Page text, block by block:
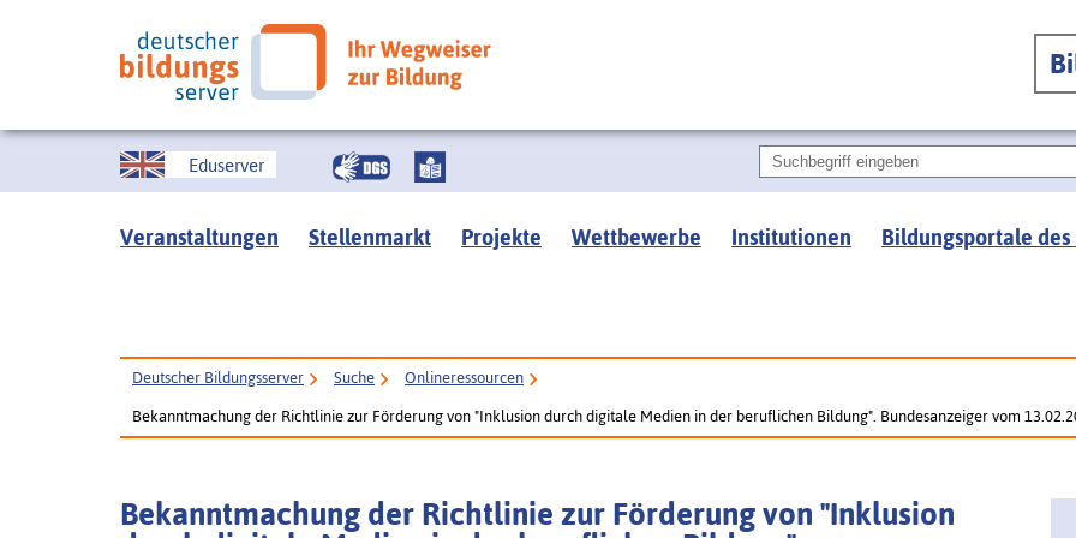
Eduserver
Veranstaltungen Stellenmarkt Projekte Wettbewerbe Institutionen Bildungsportale des
Deutscher Bildungsserver Suche Onlineressourcen
Bekanntmachung der Richtlinie zur Förderung von "Inklusion durch digitale Medien in der beruflichen Bildung". Bundesanzeiger vom
Bekanntmachung der Richtlinie zur Förderung von "Inklusion